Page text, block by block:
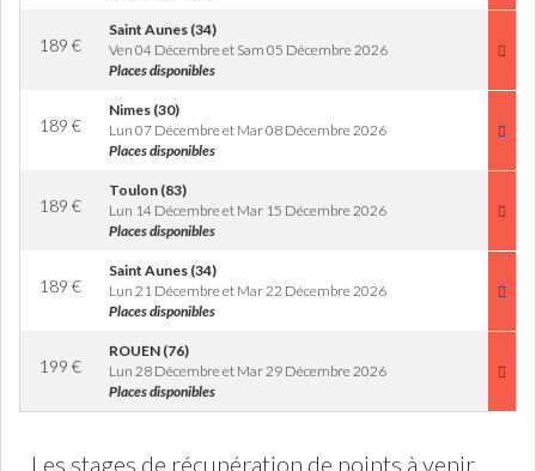
189 €
Saint Aunes (34)
Ven 04 Décembre et Sam 05 Décembre 2026
Places disponibles
189 €
Nimes (30)
Lun 07 Décembre et Mar 08 Décembre 2026
Places disponibles
189 €
Toulon (83)
Lun 14 Décembre et Mar 15 Décembre 2026
Places disponibles
189 €
Saint Aunes (34)
Lun 21 Décembre et Mar 22 Décembre 2026
Places disponibles
199 €
ROUEN (76)
Lun 28 Décembre et Mar 29 Décembre 2026
Places disponibles
Les stages de récupération de points à venir